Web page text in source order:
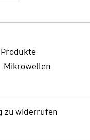
Mikrowellen
zu widerrufen